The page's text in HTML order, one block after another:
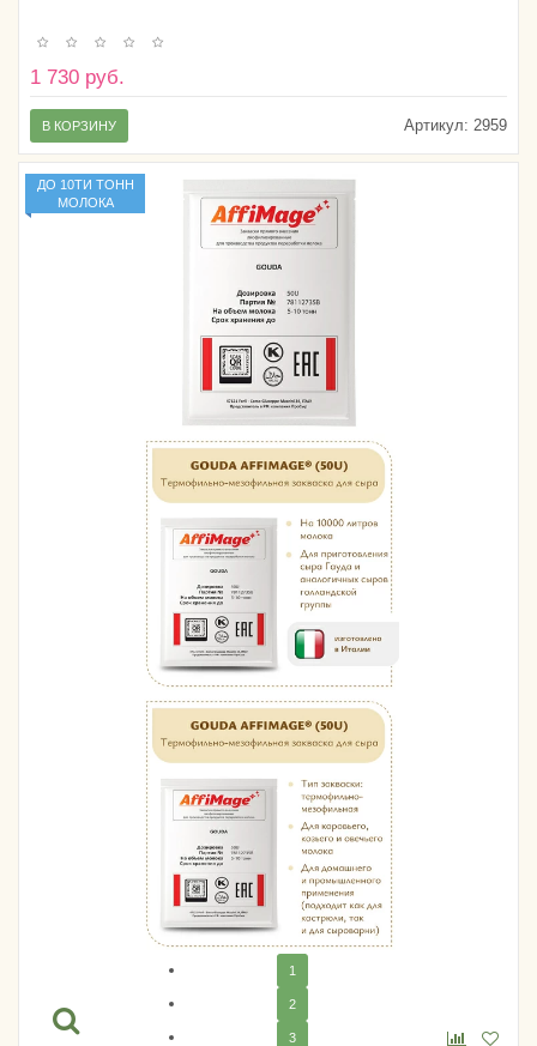
1 730 руб.
Артикул: 2959
В КОРЗИНУ
ДО 10ТИ ТОНН
МОЛОКА
1
2
3